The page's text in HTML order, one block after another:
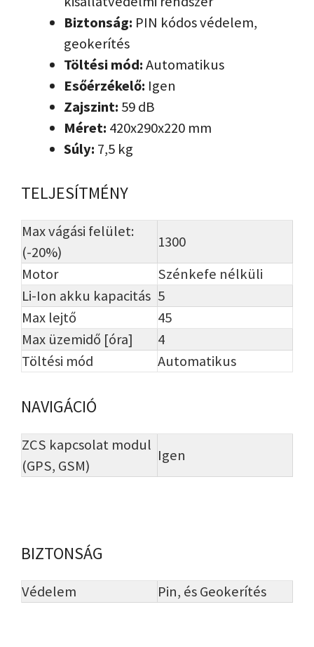
Biztonság: PIN kódos védelem,
geokerítés
Töltési mód:Automatikus
Esőérzékelő: Igen
Zajszint: 59 dB
Méret: 420x290x220 mm
Súly: 7,5 kg
TELJESÍTMÉNY
Max vágási felület:
(-20%)
1300
Motor
Szénkefe nélküli
Li-Ion akku kapacitás 5
Max lejtő
45
Max üzemidő [óra]
4
Töltési mód
Automatikus
NAVIGÁCIÓ
ZCS kapcsolat modul
(GPS, GSM)
Igen
BIZTONSÁG
Védelem Pin, és Geokerítés